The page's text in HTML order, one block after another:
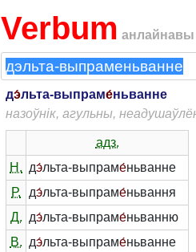
Verbum анлайнавы
дэ́льта-выпраме́ньванне
назоўнік, агульны,
адз.
Н. дэ́льта-выпраме́ньванне
Р.
дэ́льта-выпраме́ньвання
Д. дэ́льта-выпраме́ньванню
В. дэ́льта-выпраме́ньванне